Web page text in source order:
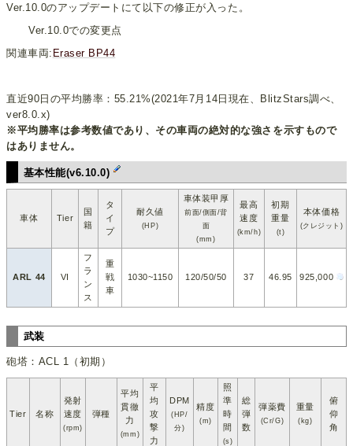
Ver.10.0のアップデートにて以下の修正が入った。
Ver.10.0での変更点
関連車両: Eraser BP44
直近90日の平均勝率：55.21%(2021年7月14日現在、BlitzStars調べ、
ver8.0.x)
※平均勝率は参考数値であり、その車両の絶対的な強さを示すもので
はありません。
基本性能(v6.10.0)
車体 Tier
国
籍
タ
イ
プ
耐久値
(HP)
車体装甲厚
前面/側面/背
面
(mm)
最高
速度
(km/h)
初期
重量
(t)
本体価格
(クレジット)
ARL 44 VI
フ
ラ
ン
ス
重
戦
車
1030~1150 120/50/50 37 46.95 925,000
武装
砲塔：ACL 1（初期）
Tier 名称
発射
速度
(rpm)
弾種
平均
貫徹
力
(mm)
平
均
攻
撃
力
DPM
(HP/
分)
精度
(m)
照
準
時
間
(s)
総
弾
数
弾薬費
(Cr/G)
重量
(kg)
俯
仰
角